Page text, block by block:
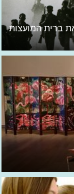
ברית המועצות